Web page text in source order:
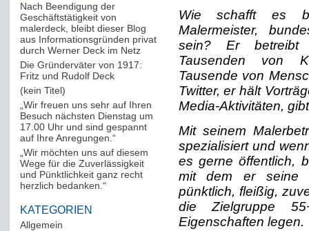
Nach Beendigung der
Geschäftstätigkeit von
malerdeck, bleibt dieser Blog
aus Informationsgründen privat
durch Werner Deck im Netz
Die Gründerväter von 1917:
Fritz und Rudolf Deck
(kein Titel)
„Wir freuen uns sehr auf Ihren
Besuch nächsten Dienstag um
17.00 Uhr und sind gespannt
auf Ihre Anregungen.“
„Wir möchten uns auf diesem
Wege für die Zuverlässigkeit
und Pünktlichkeit ganz recht
herzlich bedanken.“
KATEGORIEN
Allgemein
Wie schafft es
Malermeister,
sein? Er
Tausenden von
Tausende von
Twitter, er hält
Media-Aktivitäten,
Mit seinem
spezialisiert und
es gerne öffentlich,
mit dem er seine
pünktlich, fleißig,
die Zielgruppe
Eigenschaften legen.